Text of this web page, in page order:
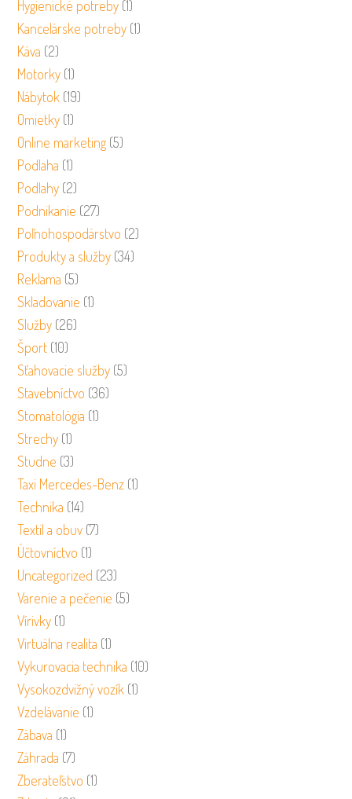
Hygienické potreby (1)
Kancelárske potreby (1)
Káva (2)
Motorky (1)
Nábytok (19)
Omietky (1)
Online marketing (5)
Podlaha (1)
Podlahy (2)
Podnikanie (27)
Poľnohospodárstvo (2)
Produkty a služby (34)
Reklama (5)
Skladovanie (1)
Služby (26)
Šport (10)
Sťahovacie služby (5)
Stavebníctvo (36)
Stomatológia (1)
Strechy (1)
Studne (3)
Taxi Mercedes-Benz (1)
Technika (14)
Textil a obuv (7)
Účtovníctvo (1)
Uncategorized (23)
Varenie a pečenie (5)
Vírivky (1)
Virtuálna realita (1)
Vykurovacia technika (10)
Vysokozdvižný vozík (1)
Vzdelávanie (1)
Zábava (1)
Záhrada (7)
Zberateľstvo (1)